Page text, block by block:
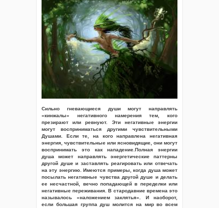
Сильно гневающиеся души могут направлять
«кинжалы» негативного намерения тем, кого
презирают или ревнуют. Эти негативные энергии
могут восприниматься другими чувствительными
Душами. Если те, на кого направлена негативная
энергия, чувствительные или ясновидящие, они могут
воспринимать это как нападение.Полная энергии
душа может направлять энергетические паттерны
другой душе и заставлять реагировать или отвечать
на эту энергию. Имеются примеры, когда душа может
посылать негативные чувства другой душе и делать
ее несчастной, вечно попадающей в переделки или
негативные переживания. В стародавние времена это
называлось «наложением заклятья». И наоборот,
если большая группа душ молится на мир во всем